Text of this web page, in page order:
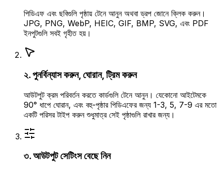
পিডিএফ এবং ছবিগুলি পৃষ্ঠায় টেনে আনুন অথবা ড্রপ জোনে ক্লিক করুন।
JPG, PNG, WebP, HEIC, GIF, BMP, SVG, এবং PDF
ইনপুটগুলি সবই গৃহীত হয়।
২. পুনর্বিন্যাস করুন, ঘোরান, ট্রিম করুন
আউটপুট ক্রম পরিবর্তন করতে কার্ডগুলি টেনে আনুন। যেকোনো আইটেমকে
90° ধাপে ঘোরান, এবং বহু-পৃষ্ঠার পিডিএফের জন্য 1-3, 5, 7-9 এর মতো
একটি পরিসর টাইপ করুন শুধুমাত্র সেই পৃষ্ঠাগুলি রাখার জন্য।
৩. আউটপুট সেটিংস বেছে নিন